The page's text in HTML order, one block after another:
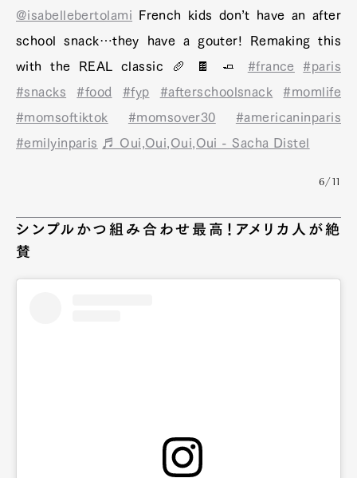
@isabellebertolami French kids don’t have an after
school snack…they have a gouter! Remaking this
with the REAL classic 🥖 🍫 🧈 #france
#paris
#snacks
#food #fyp #afterschoolsnack
#momlife
#momsoftiktok
#momsover30
#americaninparis
#emilyinparis
♬ Oui,Oui,Oui,Oui - Sacha Distel
6/11
シンプルかつ組み合わせ最高！アメリカ人が絶
賛